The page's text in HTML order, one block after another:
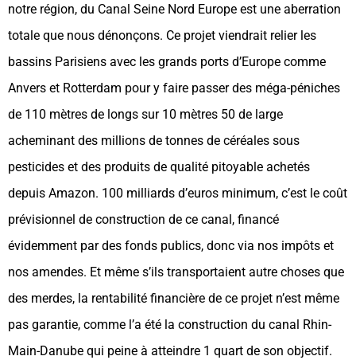
notre région, du Canal Seine Nord Europe est une aberration
totale que nous dénonçons. Ce projet viendrait relier les
bassins Parisiens avec les grands ports d’Europe comme
Anvers et Rotterdam pour y faire passer des méga-péniches
de 110 mètres de longs sur 10 mètres 50 de large
acheminant des millions de tonnes de céréales sous
pesticides et des produits de qualité pitoyable achetés
depuis Amazon. 100 milliards d’euros minimum, c’est le coût
prévisionnel de construction de ce canal, financé
évidemment par des fonds publics, donc via nos impôts et
nos amendes. Et même s’ils transportaient autre choses que
des merdes, la rentabilité financière de ce projet n’est même
pas garantie, comme l’a été la construction du canal Rhin-
Main-Danube qui peine à atteindre 1 quart de son objectif.